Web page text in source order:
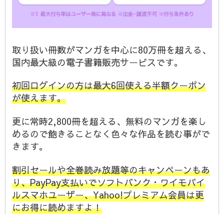
取り扱い冊数がマンガを中心に80万冊を超える、
国内最大級の電子書籍販売サービスです。
初回ログインの方は最大6回使える半額クーポン
が使えます。
更に常時2,800冊を超える、無料のマンガを楽し
めるので飽きることなく色々な作品を読む事がで
きます。
割引セールや全巻読み放題等のキャンペーンもあ
り、PayPay支払いでソフトバンク・ワイモバイ
ルスマホユーザー、Yahoo!プレミアム会員は更
にお得に読めますよ！